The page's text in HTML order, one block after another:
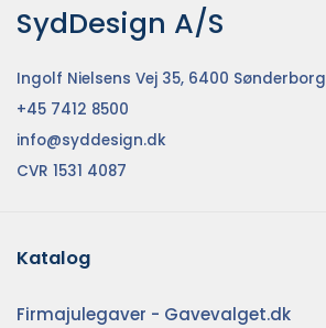
SydDesign A/S
Ingolf Nielsens Vej 35, 6400 Sønderborg
+45 7412 8500
info@syddesign.dk
CVR 1531 4087
Katalog
Firmajulegaver - Gavevalget.dk